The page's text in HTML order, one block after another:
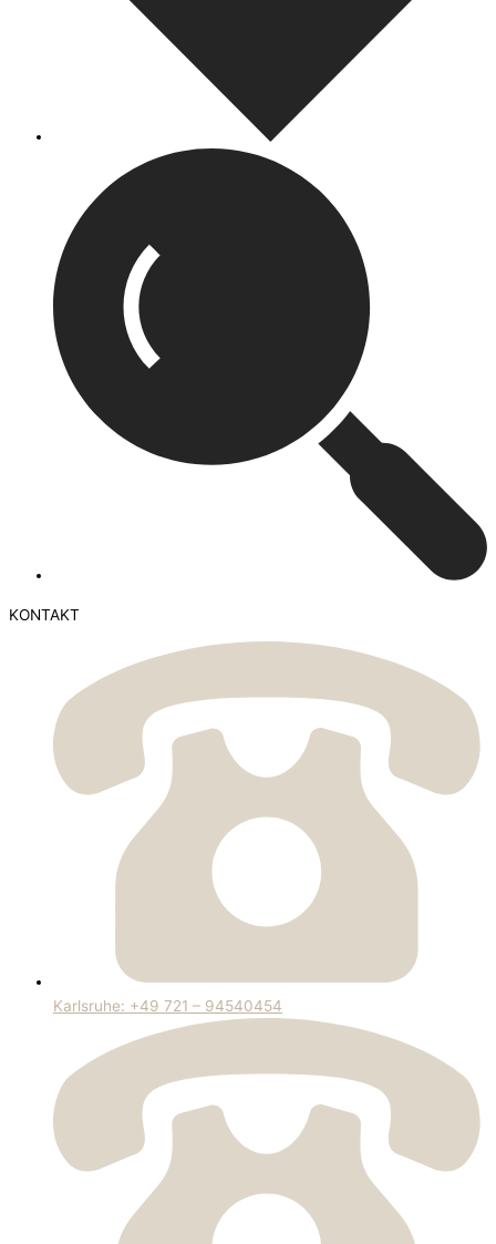
KONTAKT
Karlsruhe: +49 721 – 94540454